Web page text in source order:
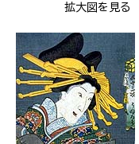
拡大図を見る